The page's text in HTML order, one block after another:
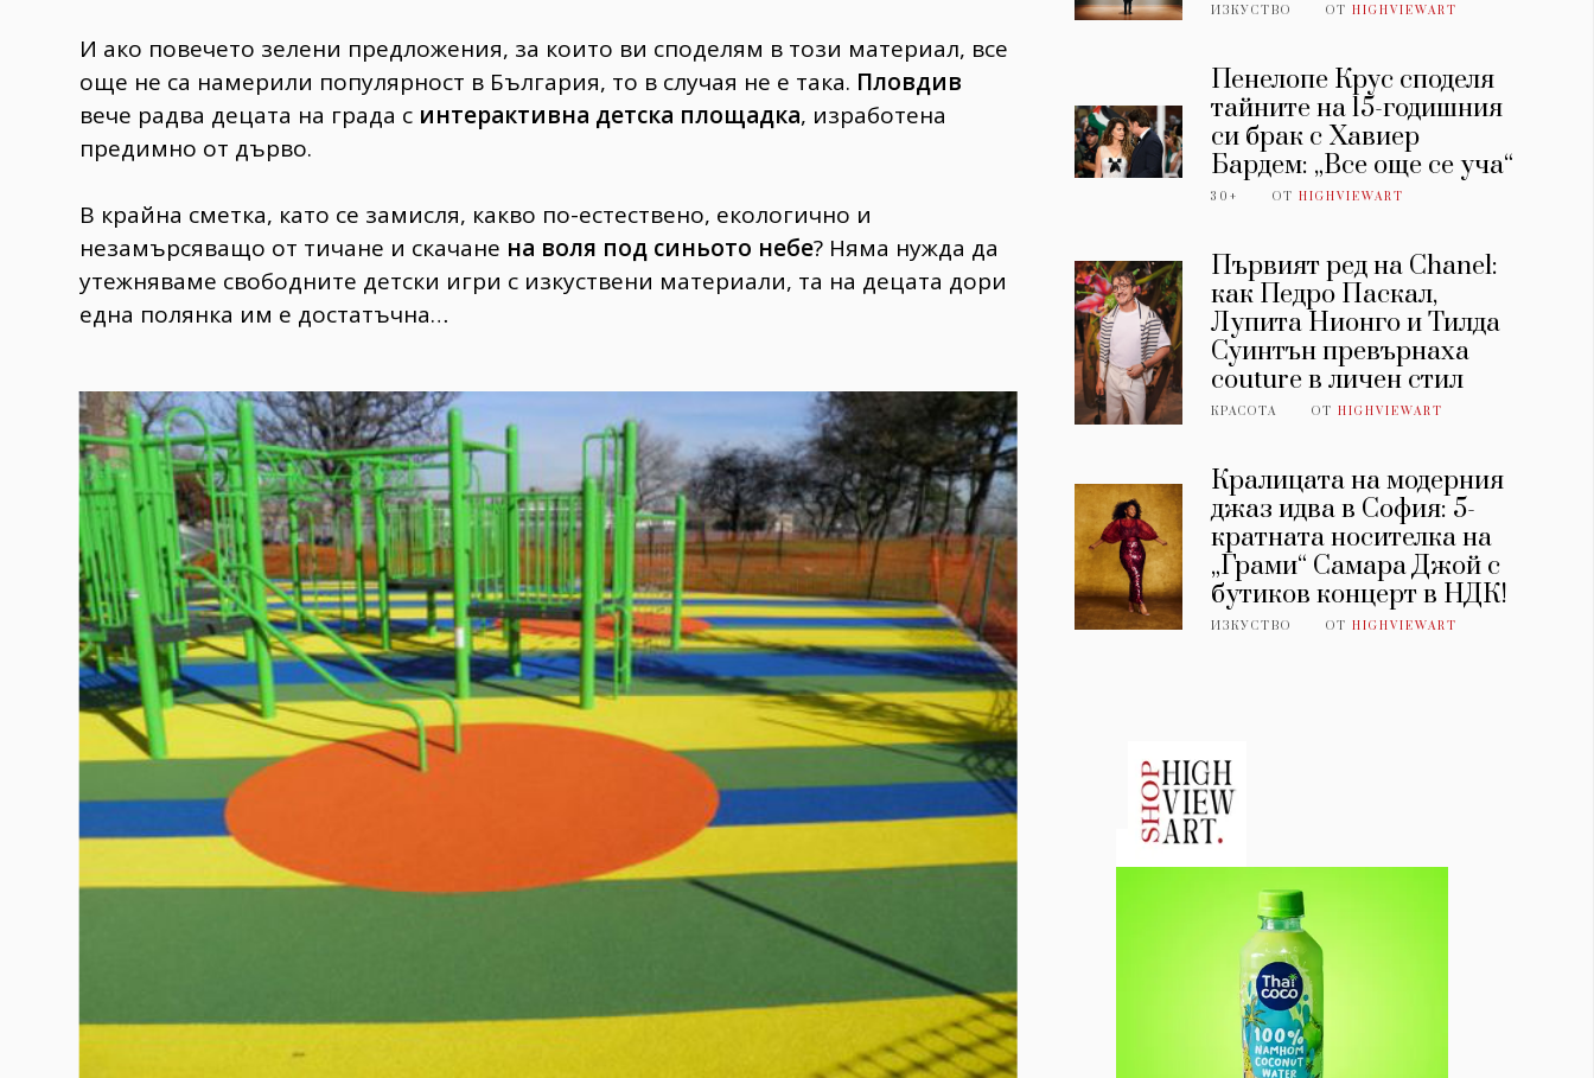
И ако повечето зелени предложения, за които ви споделям в този материал, все
още не са намерили популярност в България, то в случая не е така. Пловдив
вече радва децата на града с интерактивна детска площадка, изработена
предимно от дърво.
В крайна сметка, като се замисля, какво по-естествено, екологично и
незамърсяващо от тичане и скачане на воля под синьото небе? Няма нужда да
утежняваме свободните детски игри с изкуствени материали, та на децата дори
една полянка им е достатъчна…
ИЗКУСТВО ОТHIGHVIEWART
Пенелопе Крус споделя
тайните на 15-годишния
си брак с Хавиер
Бардем: „Все още се уча“
30+ ОТHIGHVIEWART
Първият ред на Chanel:
как Педро Паскал,
Лупита Нионго и Тилда
Суинтън превърнаха
couture в личен стил
КРАСОТА ОТHIGHVIEWART
Кралицата на модерния
джаз идва в София: 5-
кратната носителка на
„Грами“ Самара Джой с
бутиков концерт в НДК!
ИЗКУСТВО ОТHIGHVIEWART